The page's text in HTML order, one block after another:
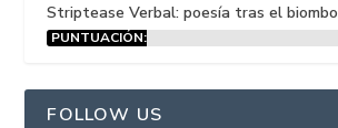
Striptease Verbal: poesía tras el biombo
PUNTUACIÓN:
FOLLOW US